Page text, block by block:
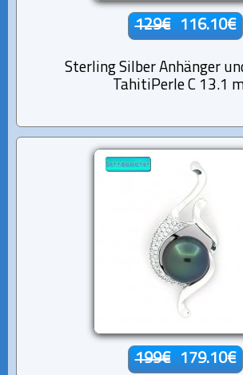
129€ 116.10€
Sterling Silber Anhänger
TahitiPerle C 13.1
199€ 179.10€